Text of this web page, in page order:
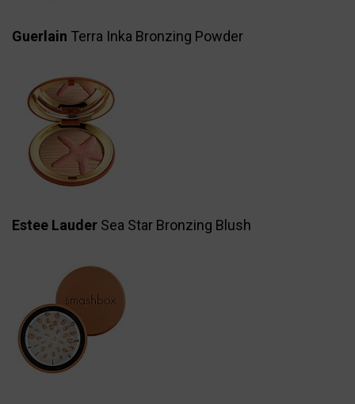
Guerlain Terra Inka Bronzing Powder
Estee Lauder Sea Star Bronzing Blush